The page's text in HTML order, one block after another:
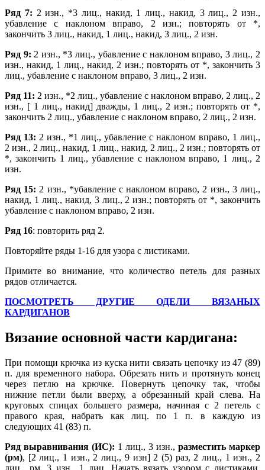
Ряд 7: 2 изн., *3 лиц., накид, 1 лиц., накид, 3 лиц., 2 изн.,
убавление с наклоном вправо, 2 изн.; повторять от *,
закончить 3 лиц., накид, 1 лиц., накид, 3 лиц., 2 изн.
Ряд 9: 2 изн., *3 лиц., убавление с наклоном вправо, 3 лиц., 2
изн., накид, 1 лиц., накид, 2 изн.; повторять от *, закончить 3
лиц., убавление с наклоном вправо, 3 лиц., 2 изн.
Ряд 11: 2 изн., *2 лиц., убавление с наклоном вправо, 2 лиц., 2
изн., [ 1 лиц., накид] дважды, 1 лиц., 2 изн.; повторять от *,
закончить 2 лиц., убавление с наклоном вправо, 2 лиц., 2 изн.
Ряд 13: 2 изн., *1 лиц., убавление с наклоном вправо, 1 лиц.,
2 изн., 2 лиц., накид, 1 лиц., накид, 2 лиц., 2 изн.; повторять от
*, закончить 1 лиц., убавление с наклоном вправо, 1 лиц., 2
изн.
Ряд 15: 2 изн., *убавление с наклоном вправо, 2 изн., 3 лиц.,
накид, 1 лиц., накид, 3 лиц., 2 изн.; повторять от *, закончить
убавление с наклоном вправо, 2 изн.
Ряд 16: повторить ряд 2.
Повторяйте ряды 1-16 для узора с листиками.
Примите во внимание, что количество петель для разных
рядов отличается.
ПОСМОТРЕТЬ ДРУГИЕ ОДЕЛИ ВЯЗАНЫХ
КАРДИГАНОВ
Вязание основной части кардигана:
При помощи крючка из куска нити связать цепочку из 47 (89)
п. для временного набора. Обрезать нить и протянуть конец
через петлю на крючке. Повернуть цепочку так, чтобы
нижние петли были вверху, а обрезанный край слева. На
круговых спицах большего размера, начиная с 2 петель с
правого края, набрать как лиц. по 1 п. в каждую из
следующих 41 (83) п.
Ряд выравнивания (ИС): 1 лиц., 3 изн., разместить маркер
(рм), [2 лиц., 1 изн., 2 лиц., 9 изн] 2 (5) раз, 2 лиц., 1 изн., 2